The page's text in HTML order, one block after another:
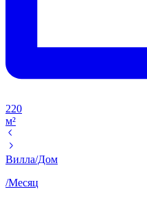
220
м²
Вилла/Дом
/Месяц